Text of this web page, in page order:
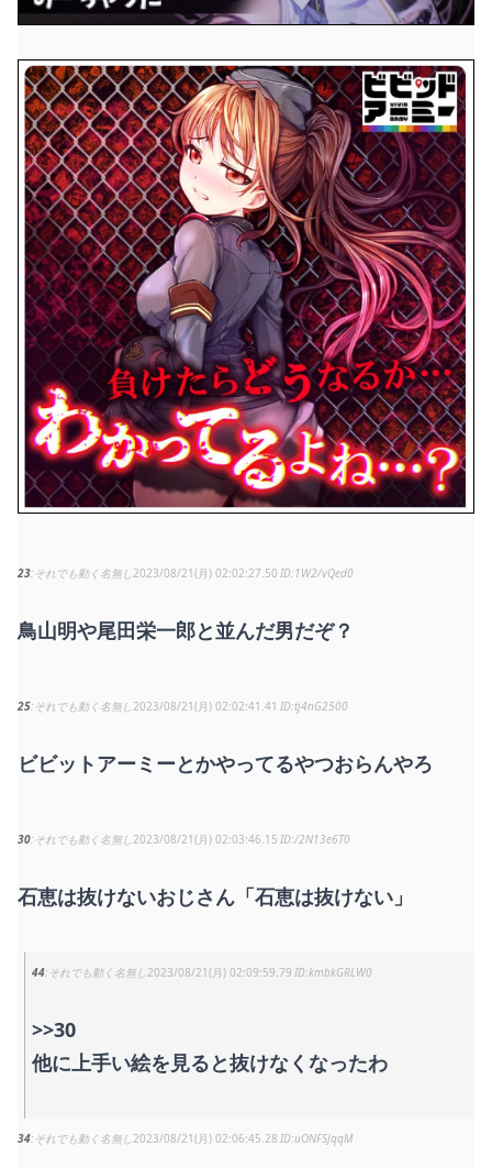
23 それでも動く名無し2023/08/21(月) 02:02:27.50 1W2/vQed0
鳥山明や尾田栄一郎と並んだ男だぞ？
25 それでも動く名無し2023/08/21(月) 02:02:41.41 tj4nG2500
ビビットアーミーとかやってるやつおらんやろ
30 それでも動く名無し2023/08/21(月) 02:03:46.15 /2N13e6T0
石恵は抜けないおじさん「石恵は抜けない」
44 それでも動く名無し2023/08/21(月) 02:09:59.79 kmbkGRLW0
>>30
他に上手い絵を見ると抜けなくなったわ
34 それでも動く名無し2023/08/21(月) 02:06:45.28 uONFSJqqM